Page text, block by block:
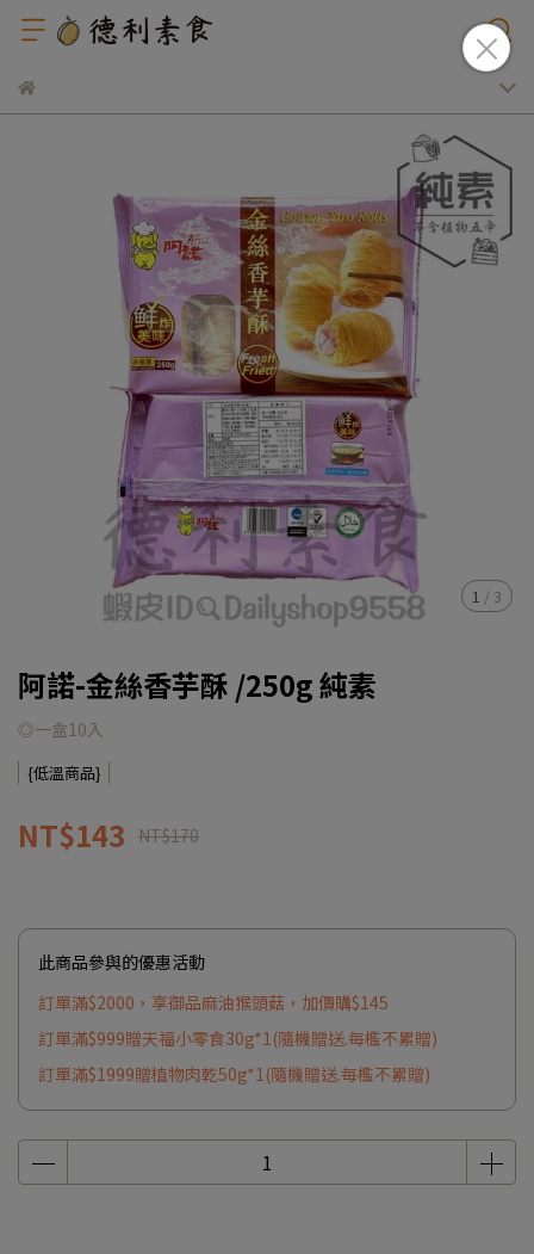
1 / 3
阿諾-金絲香芋酥 /250g 純素
◎一盒10入
{低溫商品}
NT$143 NT$170
此商品參與的優惠活動
訂單滿$2000，享御品麻油猴頭菇，加價購$145
訂單滿$999贈天福小零食30g*1(隨機贈送.每檻不累贈)
訂單滿$1999贈植物肉乾50g*1(隨機贈送.每檻不累贈)